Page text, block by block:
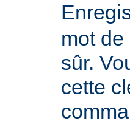
mot
sûr.
cette